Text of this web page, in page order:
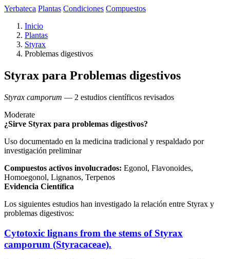
Yerbateca Plantas Condiciones Compuestos
Inicio
Plantas
Styrax
Problemas digestivos
Styrax para Problemas digestivos
Styrax camporum — 2 estudios científicos revisados
Moderate
¿Sirve Styrax para problemas digestivos?
Uso documentado en la medicina tradicional y respaldado por
investigación preliminar
Compuestos activos involucrados: Egonol, Flavonoides,
Homoegonol, Lignanos, Terpenos
Evidencia Científica
Los siguientes estudios han investigado la relación entre Styrax y
problemas digestivos:
Cytotoxic lignans from the stems of Styrax
camporum (Styracaceae).